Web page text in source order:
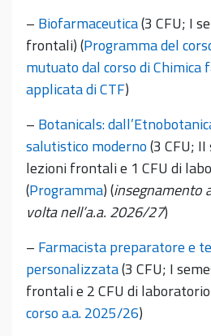
– Biofarmaceutica(3 CFU; I
frontali) (Programma del
mutuato dal corso di Chimica
applicata di CTF)
– Botanicals:
salutistico moderno(3 CFU;
lezioni frontali e 1 CFU di
(Programma) (insegnamento
volta nell’a.a. 2026/27)
– Farmacista preparatore e
personalizzata(3 CFU; I
frontali e 2 CFU di
corso a.a. 2025/26)